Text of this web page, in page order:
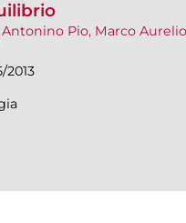
Antonino Pio, Marco Aurelio
2013